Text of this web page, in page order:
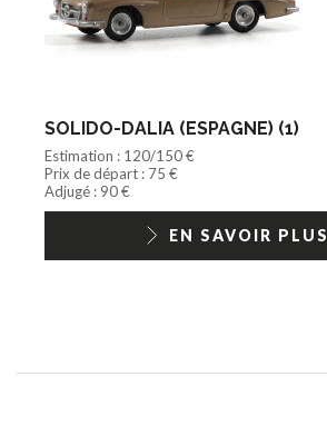
SOLIDO-DALIA (ESPAGNE) (1)
Estimation : 120/150 €
Prix de départ : 75 €
Adjugé : 90 €
EN SAVOIR PLUS